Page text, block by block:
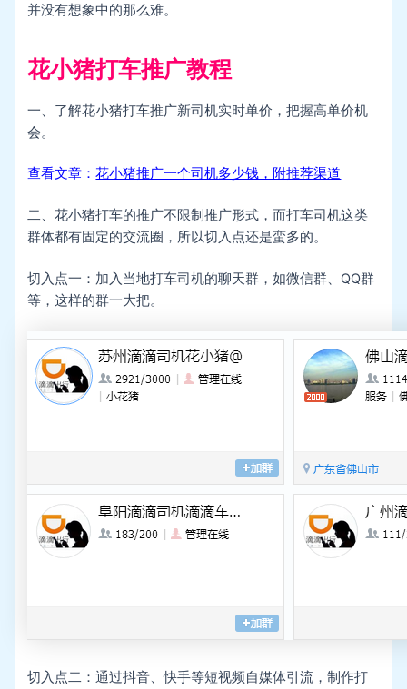
并没有想象中的那么难。
花小猪打车推广教程
一、了解花小猪打车推广新司机实时单价，把握高单价机
会。
查看文章：花小猪推广一个司机多少钱，附推荐渠道
二、花小猪打车的推广不限制推广形式，而打车司机这类
群体都有固定的交流圈，所以切入点还是蛮多的。
切入点一：加入当地打车司机的聊天群，如微信群、QQ群
等，这样的群一大把。
切入点二：通过抖音、快手等短视频自媒体引流，制作打